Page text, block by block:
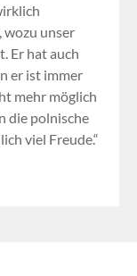
wozu unser
Er hat auch
er ist immer
mehr möglich
die polnische
viel Freude.“